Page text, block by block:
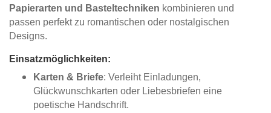
Papierarten und Basteltechniken kombinieren und
passen perfekt zu romantischen oder nostalgischen
Designs.
Einsatzmöglichkeiten:
Karten & Briefe: Verleiht Einladungen,
Glückwunschkarten oder Liebesbriefen eine
poetische Handschrift.